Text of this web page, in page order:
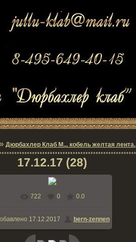
» Дюрбахлер Клаб М... кобель желтая лента.
17.12.17 (28)
В реальном размере 700x514
249.8Kb
722 0 0.0
17.12.2017 bern-zennen